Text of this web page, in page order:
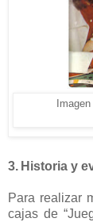
3. Historia y
Para realizar
cajas de